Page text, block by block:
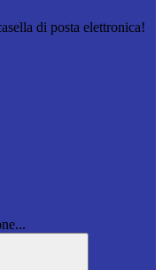
di posta elettronica!